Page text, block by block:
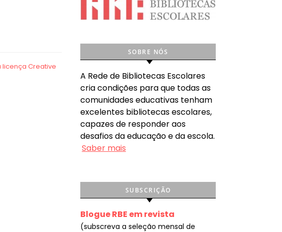
SOBRE NÓS
A Rede de Bibliotecas Escolares
cria condições para que todas as
comunidades educativas tenham
excelentes bibliotecas escolares,
capazes de responder aos
desafios da educação e da escola.
Saber mais
SUBSCRIÇÃO
Blogue RBE em revista
(subscreva a seleção mensal de